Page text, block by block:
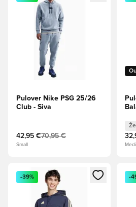
Pulover Nike PSG 25/26
Club - Siva
42,95 €70,95 €
Small
Odpre Modal za prijavo ali vpis kot
-39% -